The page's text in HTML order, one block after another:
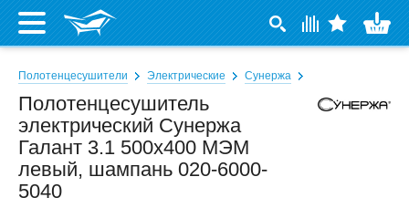
Полотенцесушители Электрические Сунержа
Полотенцесушитель
электрический Сунержа
Галант 3.1 500x400 МЭМ
левый, шампань 020-6000-
5040